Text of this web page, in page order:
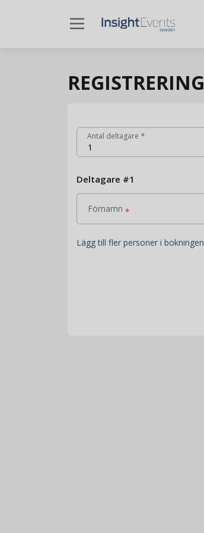
dehaze
REGISTRERING
1
Antal deltagare *
Deltagare #1
Förnamn *
Lägg till fler personer i bokningen